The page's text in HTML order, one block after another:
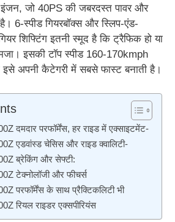
इंजन, जो 40PS की जबरदस्त पावर और
6-स्पीड गियरबॉक्स और स्लिप-एंड-
शिफ्टिंग इतनी स्मूद है कि ट्रैफिक हो या
इसकी टॉप स्पीड 160-170kmph
इसे अपनी कैटेगरी में सबसे फास्ट बनाती है।
दमदार परफॉर्मेंस, हर राइड में एक्साइटमेंट-
एडवांस्ड चेसिस और राइड क्वालिटी-
ब्रेकिंग और सेफ्टी:
टेक्नोलॉजी और फीचर्स
परफॉर्मेंस के साथ प्रैक्टिकलिटी भी
रियल राइडर एक्सपीरियंस